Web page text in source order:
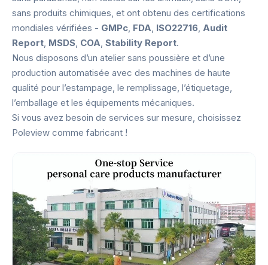
sans produits chimiques, et ont obtenu des certifications
mondiales vérifiées - GMPc, FDA, ISO22716, Audit
Report, MSDS, COA, Stability Report.
Nous disposons d’un atelier sans poussière et d’une
production automatisée avec des machines de haute
qualité pour l’estampage, le remplissage, l’étiquetage,
l’emballage et les équipements mécaniques.
Si vous avez besoin de services sur mesure, choisissez
Poleview comme fabricant !